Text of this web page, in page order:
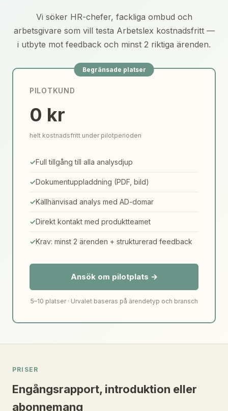
Vi söker HR-chefer, fackliga ombud och
arbetsgivare som vill testa Arbetslex kostnadsfritt —
i utbyte mot feedback och minst 2 riktiga ärenden.
Begränsade platser
PILOTKUND
0 kr
helt kostnadsfritt under pilotperioden
Full tillgång till alla analysdjup
Dokumentuppladdning (PDF, bild)
Källhänvisad analys med AD-domar
Direkt kontakt med produktteamet
Krav: minst 2 ärenden + strukturerad feedback
Ansök om pilotplats →
5–10 platser · Urvalet baseras på ärendetyp och bransch
PRISER
Engångsrapport, introduktion eller
abonnemang